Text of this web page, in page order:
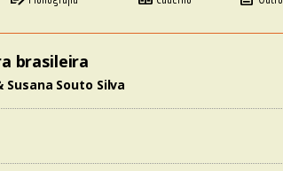
brasileira
Souto Silva